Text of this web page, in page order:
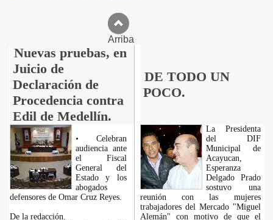
Arriba
Nuevas pruebas, en
Juicio de
Declaración de
Procedencia contra
Edil de Medellín.
DE TODO UN
POCO.
• Celebran
audiencia ante
el Fiscal
General del
Estado y los
abogados
defensores de Omar Cruz Reyes.
De la redacción.
La Presidenta
del DIF
Municipal de
Acayucan,
Esperanza
Delgado Prado
sostuvo una
reunión con las mujeres
trabajadores del Mercado "Miguel
Alemán" con motivo de que el